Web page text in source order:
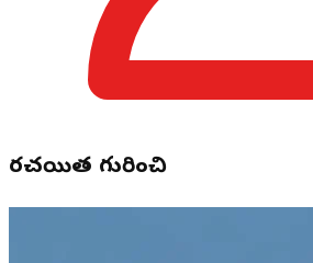
రచయిత గురించి